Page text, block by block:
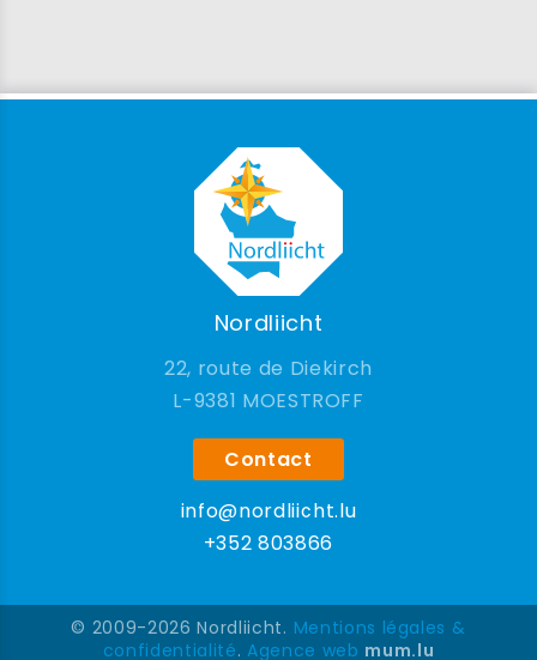
Nordliicht
22, route de Diekirch
9381 MOESTROFF
Contact
info@nordliicht.lu
+352 803866
© 2009-2026 Nordliicht. Mentions légales &
confidentialité. Agence web mum.lu